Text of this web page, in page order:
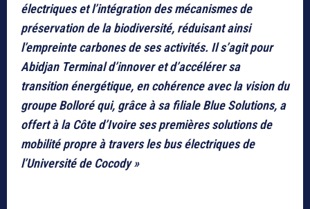
électriques et l’intégration des mécanismes de
préservation de la biodiversité, réduisant ainsi
l’empreinte carbones de ses activités. Il s’agit pour
Abidjan Terminal d’innover et d’accélérer sa
transition énergétique, en cohérence avec la vision du
groupe Bolloré qui, grâce à sa filiale Blue Solutions, a
offert à la Côte d’Ivoire ses premières solutions de
mobilité propre à travers les bus électriques de
l’Université de Cocody »